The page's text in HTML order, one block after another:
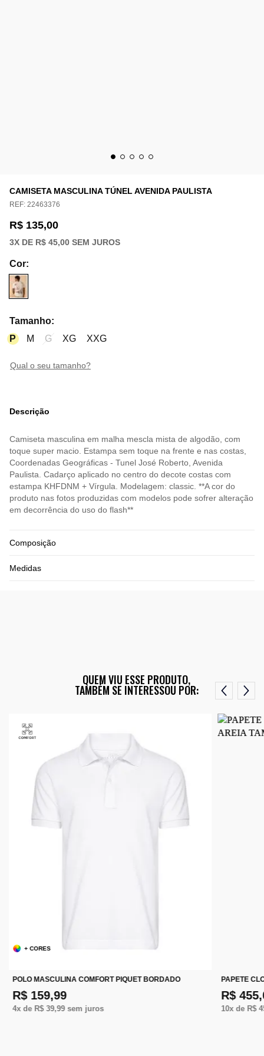
CAMISETA MASCULINA TÚNEL AVENIDA PAULISTA
REF: 22463376
R$ 135,00
3X DE R$ 45,00 SEM JUROS
Cor:
Tamanho:
P
M G XG XXG
qual o seu tamanho?
Descrição
Camiseta masculina em malha mescla mista de algodão, com
toque super macio. Estampa sem toque na frente e nas costas,
Coordenadas Geográficas - Tunel José Roberto, Avenida
Paulista. Cadarço aplicado no centro do decote costas com
estampa KHFDNM + Vírgula. Modelagem: classic. **A cor do
produto nas fotos produzidas com modelos pode sofrer alteração
em decorrência do uso do flash**
Composição
Medidas
QUEM VIU ESSE PRODUTO,
TAMBÉM SE INTERESSOU POR:
+ CORES
POLO MASCULINA COMFORT PIQUET BORDADO
R$ 159,99
4x de R$ 39,99sem juros
PAPETE
R$
10x de R$